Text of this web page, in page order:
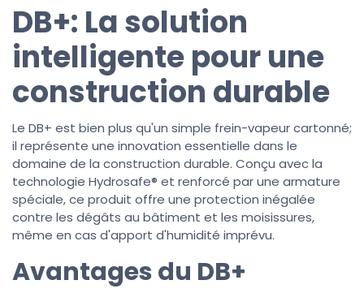
DB+: La solution
intelligente pour une
construction durable
Le DB+ est bien plus qu'un simple frein-vapeur cartonné;
il représente une innovation essentielle dans le
domaine de la construction durable. Conçu avec la
technologie Hydrosafe® et renforcé par une armature
spéciale, ce produit offre une protection inégalée
contre les dégâts au bâtiment et les moisissures,
même en cas d'apport d'humidité imprévu.
Avantages du DB+